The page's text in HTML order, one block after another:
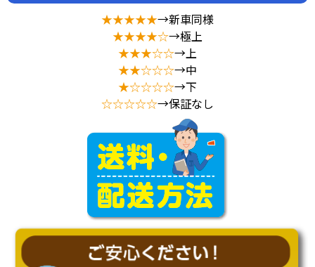
★★★★★→新車同様
★★★★☆→極上
★★★☆☆→上
★★☆☆☆→中
★☆☆☆☆→下
☆☆☆☆☆→保証なし